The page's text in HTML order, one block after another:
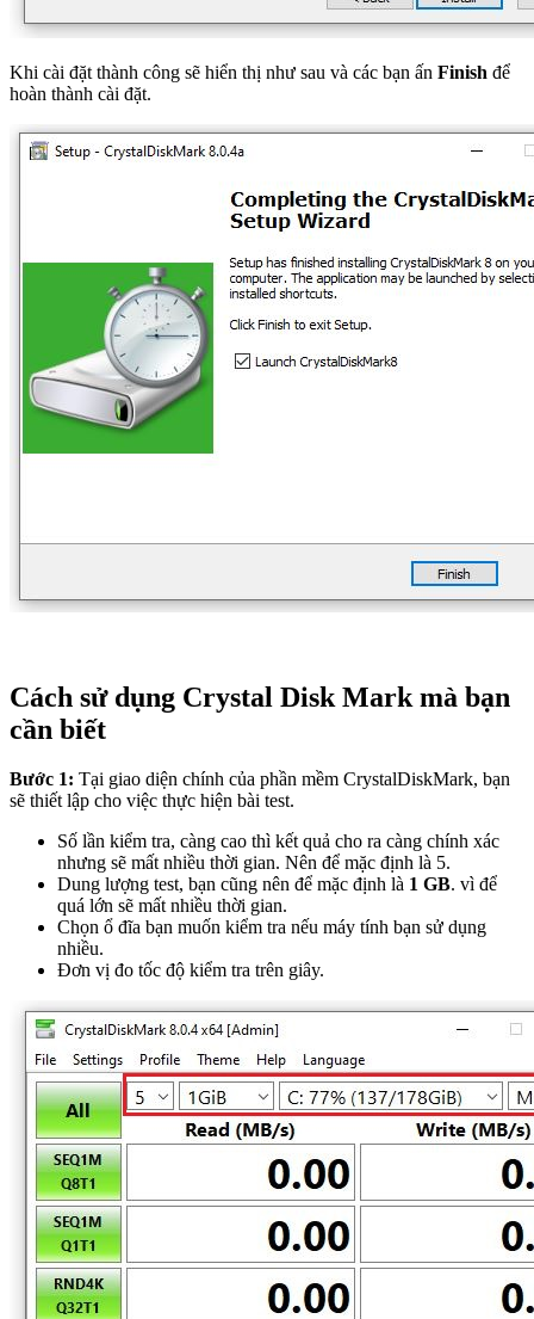
Khi cài đặt thành công sẽ hiển thị như sau và các bạn ấn Finish để
hoàn thành cài đặt.
Cách sử dụng Crystal Disk Mark mà bạn
cần biết
Bước 1: Tại giao diện chính của phần mềm CrystalDiskMark, bạn
sẽ thiết lập cho việc thực hiện bài test.
Số lần kiểm tra, càng cao thì kết quả cho ra càng chính xác
nhưng sẽ mất nhiều thời gian. Nên để mặc định là 5.
Dung lượng test, bạn cũng nên để mặc định là 1 GB. vì để
quá lớn sẽ mất nhiều thời gian.
Chọn ổ đĩa bạn muốn kiểm tra nếu máy tính bạn sử dụng
nhiều.
Đơn vị đo tốc độ kiểm tra trên giây.